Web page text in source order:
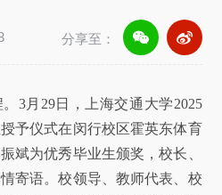
分享至：
3月29日，上海交通大学2025
予仪式在闵行校区霍英东体育
斌为优秀毕业生颁奖，校长、
寄语。校领导、教师代表、校